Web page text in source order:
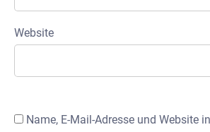
Website
Name, E-Mail-Adresse und Website